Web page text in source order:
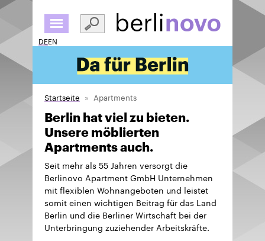
zum
Inhalt
DEEN
Startseite Apartments
Berlin hat viel zu bieten.
Unsere möblierten
Apartments auch.
Seit mehr als 55 Jahren versorgt die
Berlinovo Apartment GmbH Unternehmen
mit flexiblen Wohnangeboten und leistet
somit einen wichtigen Beitrag für das Land
Berlin und die Berliner Wirtschaft bei der
Unterbringung zuziehender Arbeitskräfte.